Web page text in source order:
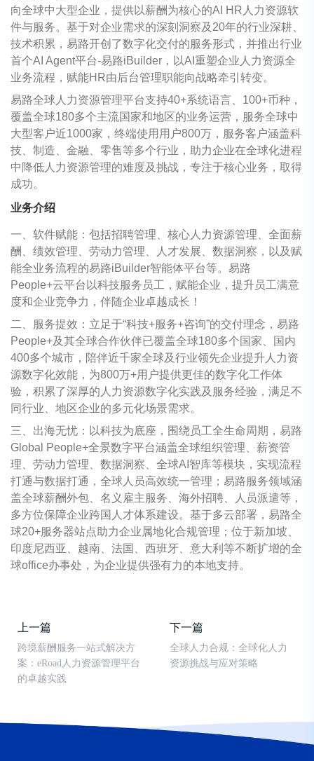
向全球中大型企业，提供以薪酬为核心的AI HR人力资源软
件与服务。基于对企业需求的深刻洞察及20年的行业深耕、
技术积累，易路开创了数字化交付的服务形式，并推出行业
首个AI Agent平台-易路iBuilder，以AI重塑企业人力资源全
业务流程，赋能HR由后台管理职能向战略牵引转变。
易路全球人力资源管理平台支持40+系统语言、100+币种，
覆盖全球180多个主流国家和地区的业务运营，服务全球中
大型客户近1000家，终端使用用户800万，服务客户涵盖科
技、制造、金融、零售等多个行业，助力企业在全球化进程
中降低人力资源管理的难度及挑战，专注于核心业务，取得
成功。
业务介绍
一、软件赋能：包括招聘管理、核心人力资源管理、全面薪
酬、绩效管理、劳动力管理、人才发展、数据洞察，以及赋
能全业务流程的易路iBuilder智能体平台等。易路
People+云平台以科技服务员工，赋能企业，提升员工满意
度和企业竞争力，伴随企业卓越成长！
二、服务提效：立足于“科技+服务+咨询”的交付理念，易路
People+及其全球合作伙伴已覆盖全球180多个国家、国内
400多个城市，陪伴近千家全球及行业领先企业提升人力资
源数字化效能，为800万+用户提供更佳的数字化工作体
验，积累了深厚的人力资源数字化实践及服务经验，满足不
同行业、地区企业的多元化场景需求。
三、出海无忧：以科技为底座，围绕员工全生命周期，易路
Global People+全景数字平台涵盖全球组织管理、薪资管
理、劳动力管理、数据洞察、全球AI智库等模块，实现流程
打通与数据打通，全球人员高效统一管理；易路服务领域涵
盖全球薪酬外包、名义雇主服务、海外招聘、人员派遣等，
多方位保障企业跨国人才体系建设。基于多云部署，易路全
球20+服务器站点助力企业属地化合规管理；位于新加坡、
印度尼西亚、越南、法国、西班牙、意大利等不断扩增的全
球office办事处，为企业提供强有力的本地支持。
上一篇
跨境薪酬服务一站式解决方
案：eRoad人力资源管理平台
的卓越实践
下一篇
全球人力合规：全球化人力
资源挑战与应对策略